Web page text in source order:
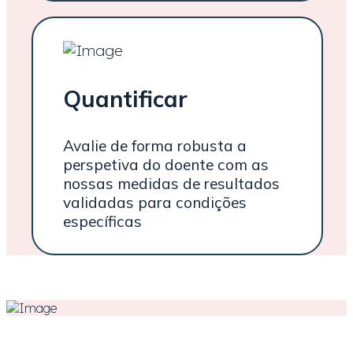
Quantificar
Avalie de forma robusta a
perspetiva do doente com as
nossas medidas de resultados
validadas para condições
específicas